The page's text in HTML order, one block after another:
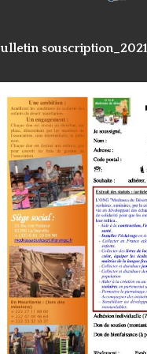
souscription_2021